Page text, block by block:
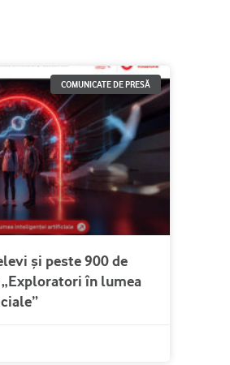
COMUNICATE DE PRESĂ
și peste 900 de
în lumea